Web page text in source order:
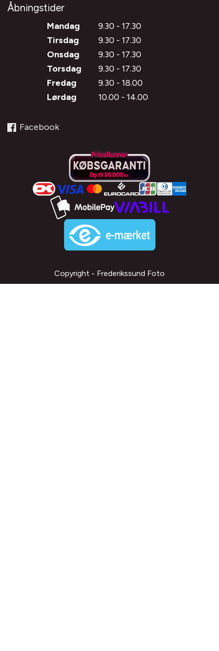
Åbningstider
Mandag
9.30 - 17.30
Tirsdag
9.30 - 17.30
Onsdag
9.30 - 17.30
Torsdag
9.30 - 17.30
Fredag
9.30 - 18.00
Lørdag
10.00 - 14.00
Facebook
Copyright - Frederikssund Foto